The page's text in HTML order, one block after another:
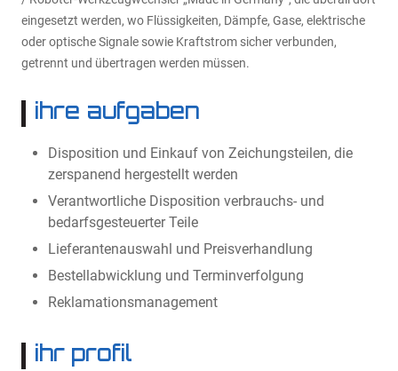
eingesetzt werden, wo Flüssigkeiten, Dämpfe, Gase, elektrische
oder optische Signale sowie Kraftstrom sicher verbunden,
getrennt und übertragen werden müssen.
ihre aufgaben
Disposition und Einkauf von Zeichungsteilen, die
zerspanend hergestellt werden
Verantwortliche Disposition verbrauchs- und
bedarfsgesteuerter Teile
Lieferantenauswahl und Preisverhandlung
Bestellabwicklung und Terminverfolgung
Reklamationsmanagement
ihr profil